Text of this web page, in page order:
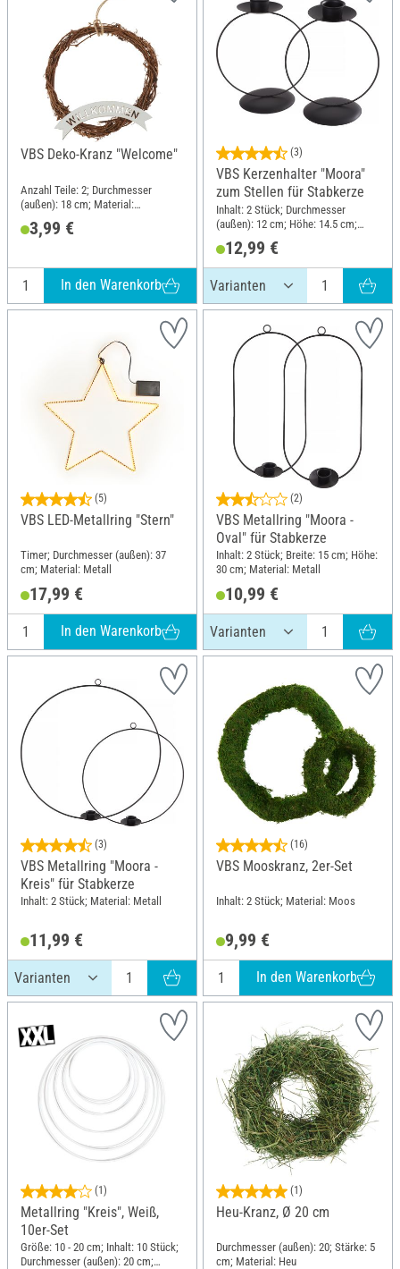
VBS Deko-Kranz "Welcome"
Anzahl Teile: 2; Durchmesser
(außen): 18 cm; Material:
3,99 €
In den Warenkorb
(3)
VBS Kerzenhalter "Moora"
zum Stellen für Stabkerze
Inhalt: 2 Stück; Durchmesser
(außen): 12 cm; Höhe: 14.5 cm;
12,99 €
(5)
VBS LED-Metallring "Stern"
Timer; Durchmesser (außen): 37
cm; Material: Metall
17,99 €
In den Warenkorb
(2)
VBS Metallring "Moora -
Oval" für Stabkerze
Inhalt: 2 Stück; Breite: 15 cm; Höhe:
30 cm; Material: Metall
10,99 €
(3)
VBS Metallring "Moora -
Kreis" für Stabkerze
Inhalt: 2 Stück; Material: Metall
11,99 €
(16)
VBS Mooskranz, 2er-Set
Inhalt: 2 Stück; Material: Moos
9,99 €
In den Warenkorb
(1)
Metallring "Kreis", Weiß,
10er-Set
Größe: 10 - 20 cm; Inhalt: 10 Stück;
Durchmesser (außen): 20 cm;
(1)
Heu-Kranz, Ø 20 cm
Durchmesser (außen): 20; Stärke: 5
cm; Material: Heu